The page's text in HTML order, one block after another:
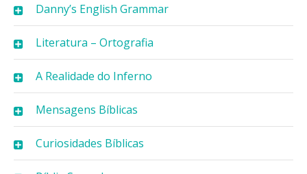
Danny’s English Grammar
Literatura – Ortografia
A Realidade do Inferno
Mensagens Bíblicas
Curiosidades Bíblicas